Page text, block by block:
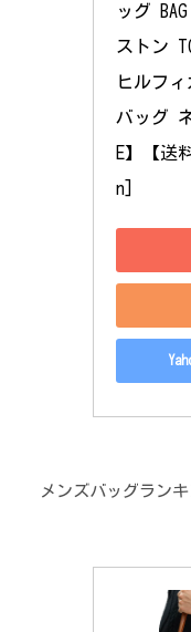
ッグ
ストン
ヒルフ
バッグ
E】【送
n]
メンズバッグラン